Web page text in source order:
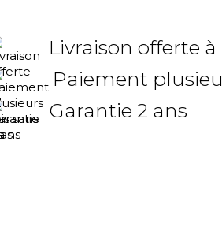
Livraison offerte
Paiement
Garantie 2 ans